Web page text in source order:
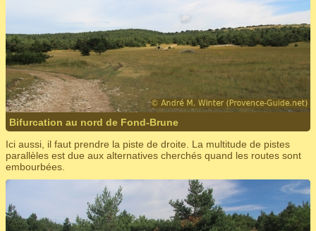
Bifurcation au nord de Fond-Brune
Ici aussi, il faut prendre la piste de droite. La multitude de pistes
parallèles est due aux alternatives cherchés quand les routes sont
embourbées.